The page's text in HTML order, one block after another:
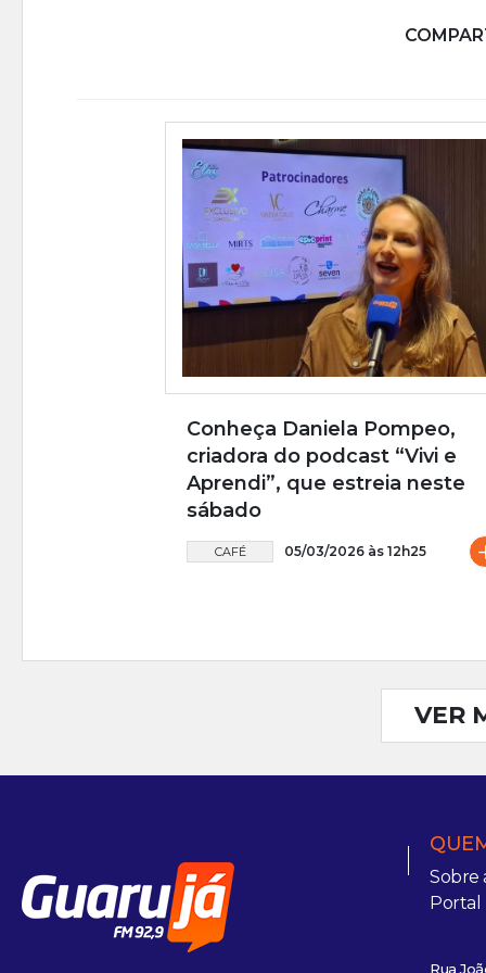
Conheça Daniela Pompeo,
criadora do podcast “Vivi e
Aprendi”, que estreia neste
sábado
CAFÉ 05/03/2026 às 12h25
VER
Sobre
Portal
Rua